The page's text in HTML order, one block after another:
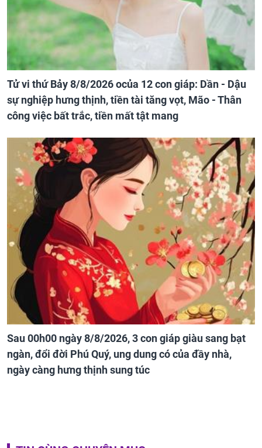
Tử vi thứ Bảy 8/8/2026 ocủa 12 con giáp: Dần - Dậu
sự nghiệp hưng thịnh, tiền tài tăng vọt, Mão - Thân
công việc bất trắc, tiền mất tật mang
Sau 00h00 ngày 8/8/2026, 3 con giáp giàu sang bạt
ngàn, đổi đời Phú Quý, ung dung có của đầy nhà,
ngày càng hưng thịnh sung túc